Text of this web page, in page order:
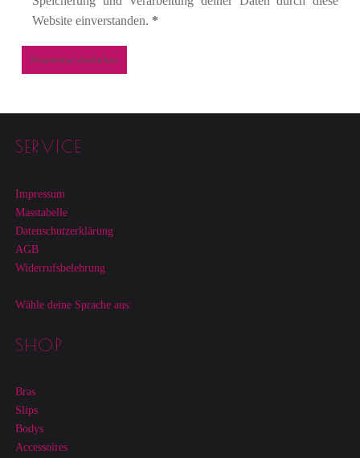
Website einverstanden. *
Footer sidebar
SERVICE
Impressum
Masstabelle
Datenschutzerklärung
AGB
Widerrufsbelehrung
Wähle deine Sprache aus:
SHOP
Bras
Slips
Bodys
Accessoires